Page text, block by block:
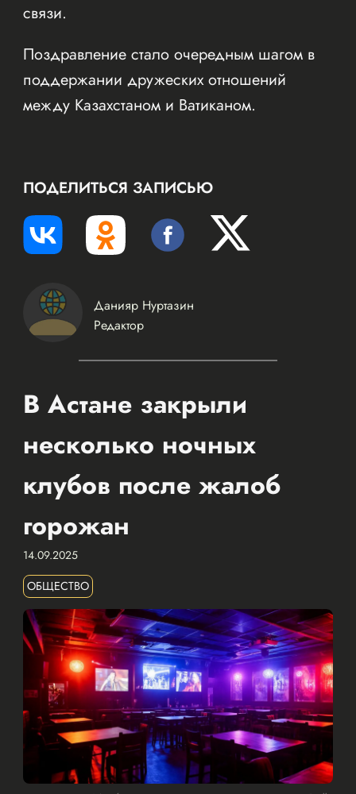
связи.
Поздравление стало очередным шагом в
поддержании дружеских отношений
между Казахстаном и Ватиканом.
ПОДЕЛИТЬСЯ ЗАПИСЬЮ
Данияр Нуртазин
Редактор
В Астане закрыли
несколько ночных
клубов после жалоб
горожан
14.09.2025
ОБЩЕСТВО